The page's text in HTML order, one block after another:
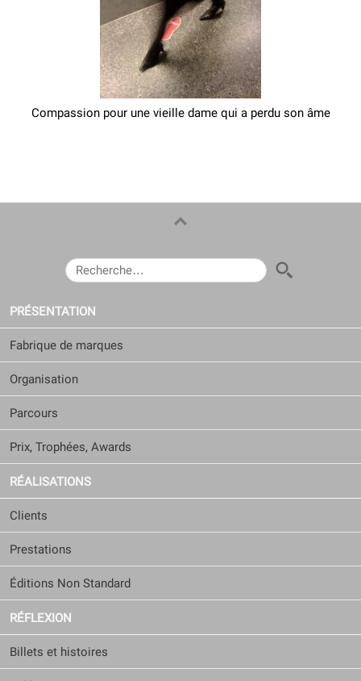
Compassion pour une vieille dame qui a perdu son âme
RECHERCHER :
PRÉSENTATION
Fabrique de marques
Organisation
Parcours
Prix, Trophées, Awards
RÉALISATIONS
Clients
Prestations
Éditions Non Standard
RÉFLEXION
Billets et histoires